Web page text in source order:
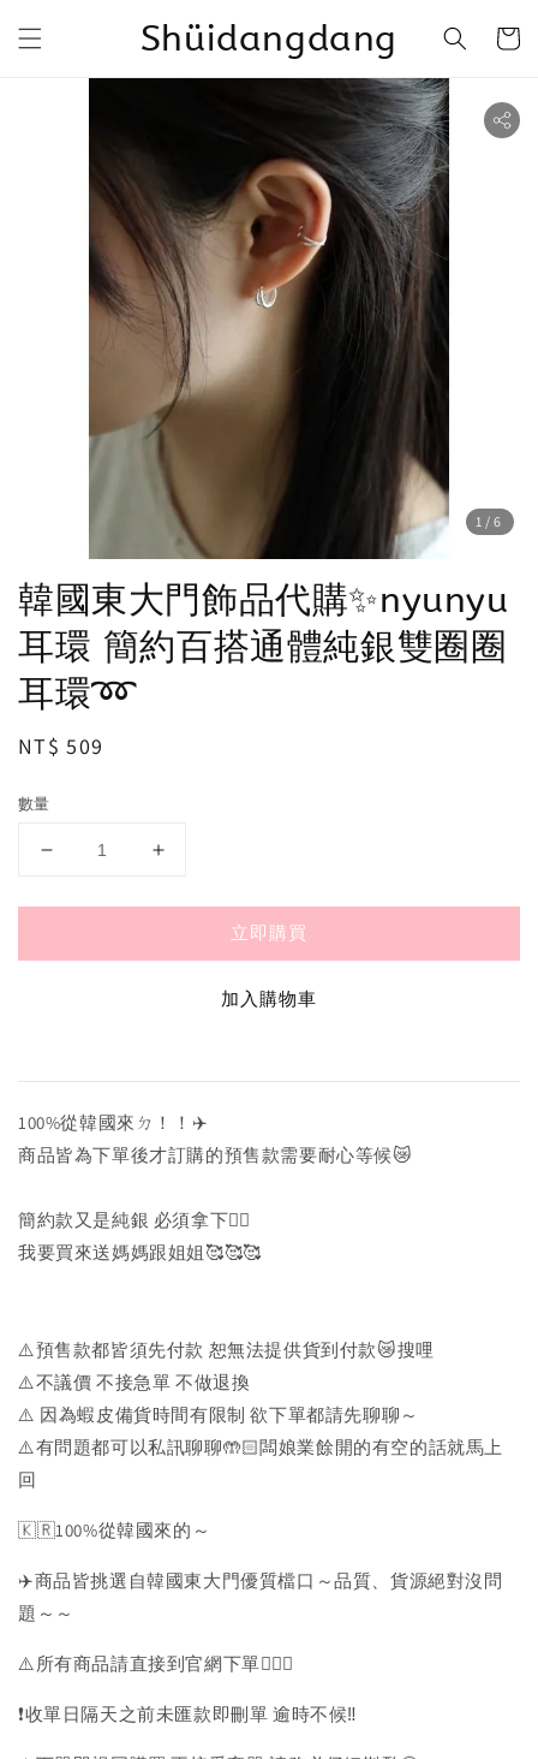
Shüidangdang
1 /6
韓國東大門飾品代購✨nyunyu
耳環 簡約百搭通體純銀雙圈圈
耳環➿
Regular
NT$ 509
數量
立即購買
加入購物車
100%從韓國來ㄉ！！✈️
商品皆為下單後才訂購的預售款需要耐心等候😿
簡約款又是純銀 必須拿下✊🏻
我要買來送媽媽跟姐姐🥰🥰🥰
⚠️預售款都皆須先付款 恕無法提供貨到付款😿搜哩
⚠️不議價 不接急單 不做退換
⚠️ 因為蝦皮備貨時間有限制 欲下單都請先聊聊～
⚠️有問題都可以私訊聊聊🤲🏻闆娘業餘開的有空的話就馬上
回
🇰🇷100%從韓國來的～
✈️商品皆挑選自韓國東大門優質檔口～品質、貨源絕對沒問
題～～
⚠️所有商品請直接到官網下單💁🏻‍♀️
❗️收單日隔天之前未匯款即刪單 逾時不候‼️